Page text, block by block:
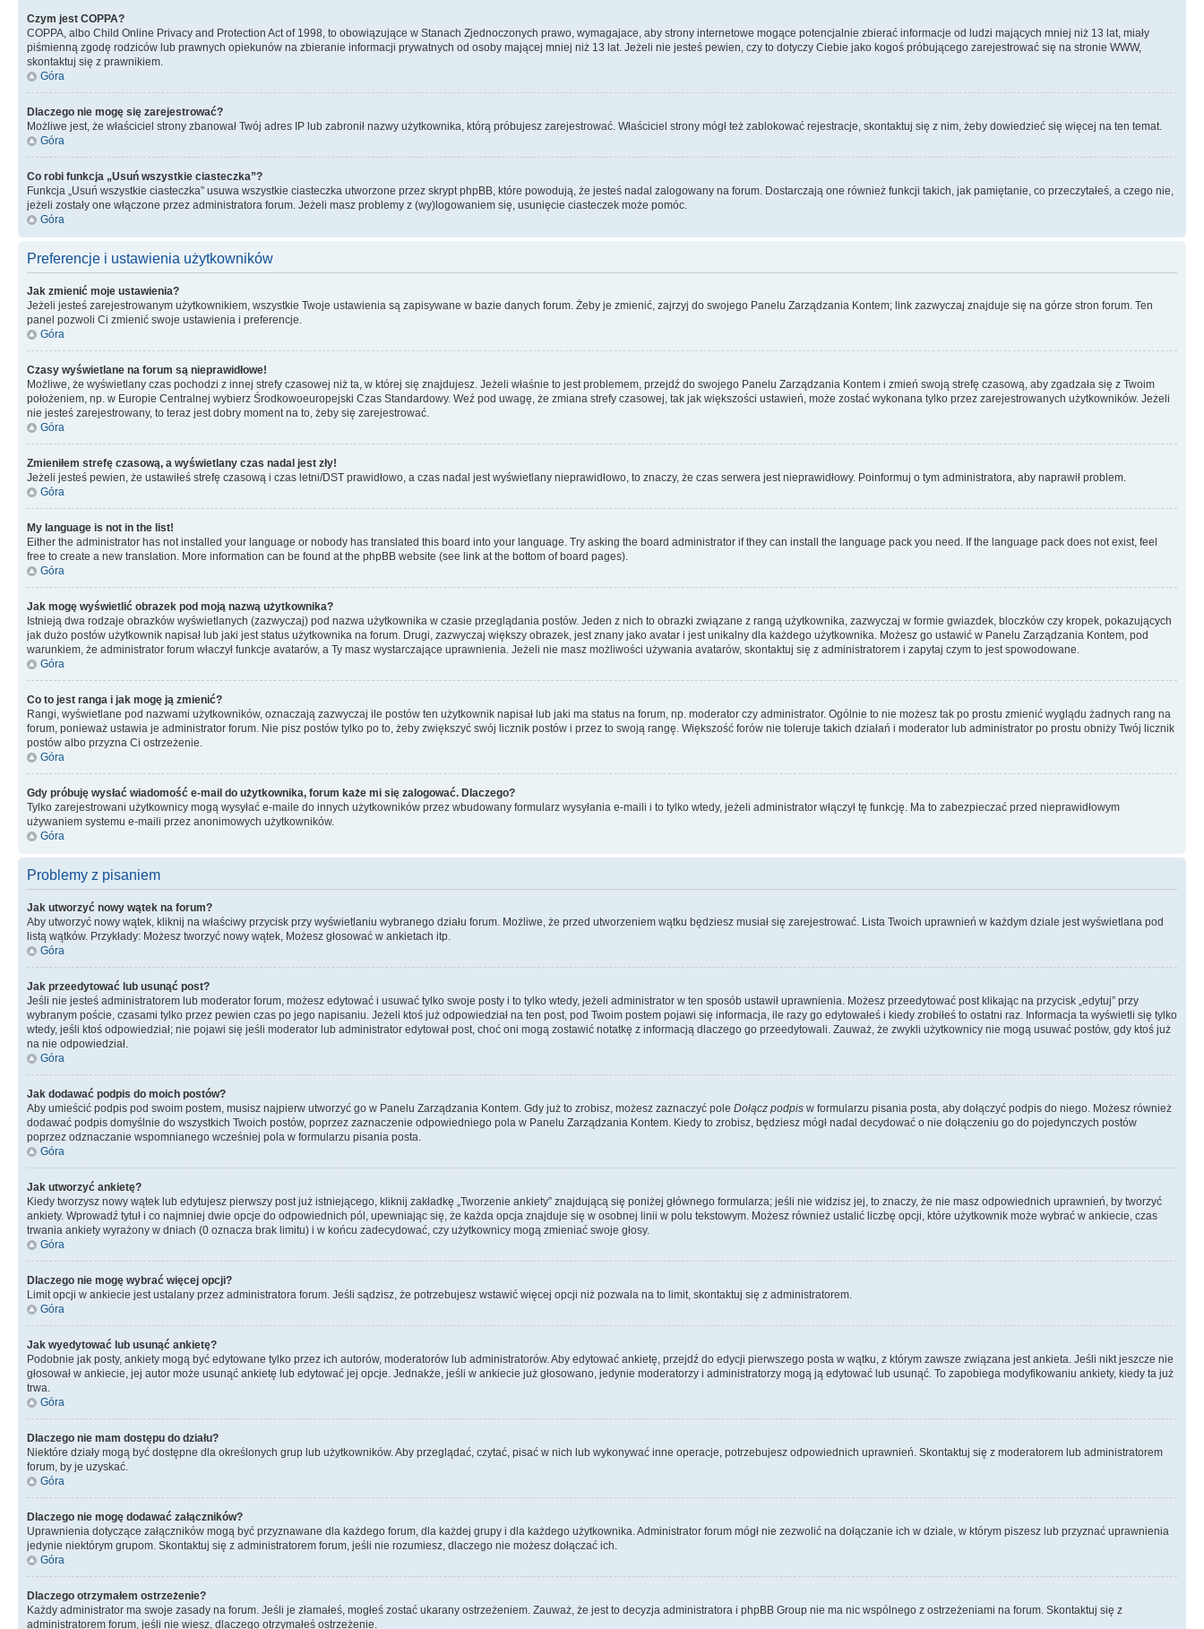
Czym jest COPPA?
COPPA, albo Child Online Privacy and Protection Act of 1998, to obowiązujące w Stanach Zjednoczonych prawo, wymagajace, aby strony internetowe mogące potencjalnie zbierać informacje od ludzi mających mniej niż 13 lat, miały
piśmienną zgodę rodziców lub prawnych opiekunów na zbieranie informacji prywatnych od osoby mającej mniej niż 13 lat. Jeżeli nie jesteś pewien, czy to dotyczy Ciebie jako kogoś próbującego zarejestrować się na stronie WWW,
skontaktuj się z prawnikiem.
Góra
Dlaczego nie mogę się zarejestrować?
Możliwe jest, że właściciel strony zbanował Twój adres IP lub zabronił nazwy użytkownika, którą próbujesz zarejestrować. Właściciel strony mógł też zablokować rejestracje, skontaktuj się z nim, żeby dowiedzieć się więcej na ten temat.
Góra
Co robi funkcja „Usuń wszystkie ciasteczka”?
Funkcja „Usuń wszystkie ciasteczka” usuwa wszystkie ciasteczka utworzone przez skrypt phpBB, które powodują, że jesteś nadal zalogowany na forum. Dostarczają one również funkcji takich, jak pamiętanie, co przeczytałeś, a czego nie,
jeżeli zostały one włączone przez administratora forum. Jeżeli masz problemy z (wy)logowaniem się, usunięcie ciasteczek może pomóc.
Góra
Preferencje i ustawienia użytkowników
Jak zmienić moje ustawienia?
Jeżeli jesteś zarejestrowanym użytkownikiem, wszystkie Twoje ustawienia są zapisywane w bazie danych forum. Żeby je zmienić, zajrzyj do swojego Panelu Zarządzania Kontem; link zazwyczaj znajduje się na górze stron forum. Ten
panel pozwoli Ci zmienić swoje ustawienia i preferencje.
Góra
Czasy wyświetlane na forum są nieprawidłowe!
Możliwe, że wyświetlany czas pochodzi z innej strefy czasowej niż ta, w której się znajdujesz. Jeżeli właśnie to jest problemem, przejdź do swojego Panelu Zarządzania Kontem i zmień swoją strefę czasową, aby zgadzała się z Twoim
położeniem, np. w Europie Centralnej wybierz Środkowoeuropejski Czas Standardowy. Weź pod uwagę, że zmiana strefy czasowej, tak jak większości ustawień, może zostać wykonana tylko przez zarejestrowanych użytkowników. Jeżeli
nie jesteś zarejestrowany, to teraz jest dobry moment na to, żeby się zarejestrować.
Góra
Zmieniłem strefę czasową, a wyświetlany czas nadal jest zły!
Jeżeli jesteś pewien, że ustawiłeś strefę czasową i czas letni/DST prawidłowo, a czas nadal jest wyświetlany nieprawidłowo, to znaczy, że czas serwera jest nieprawidłowy. Poinformuj o tym administratora, aby naprawił problem.
Góra
My language is not in the list!
Either the administrator has not installed your language or nobody has translated this board into your language. Try asking the board administrator if they can install the language pack you need. If the language pack does not exist, feel
free to create a new translation. More information can be found at the phpBB website (see link at the bottom of board pages).
Góra
Jak mogę wyświetlić obrazek pod moją nazwą użytkownika?
Istnieją dwa rodzaje obrazków wyświetlanych (zazwyczaj) pod nazwa użytkownika w czasie przeglądania postów. Jeden z nich to obrazki związane z rangą użytkownika, zazwyczaj w formie gwiazdek, bloczków czy kropek, pokazujących
jak dużo postów użytkownik napisał lub jaki jest status użytkownika na forum. Drugi, zazwyczaj większy obrazek, jest znany jako avatar i jest unikalny dla każdego użytkownika. Możesz go ustawić w Panelu Zarządzania Kontem, pod
warunkiem, że administrator forum właczył funkcje avatarów, a Ty masz wystarczające uprawnienia. Jeżeli nie masz możliwości używania avatarów, skontaktuj się z administratorem i zapytaj czym to jest spowodowane.
Góra
Co to jest ranga i jak mogę ją zmienić?
Rangi, wyświetlane pod nazwami użytkowników, oznaczają zazwyczaj ile postów ten użytkownik napisał lub jaki ma status na forum, np. moderator czy administrator. Ogólnie to nie możesz tak po prostu zmienić wyglądu żadnych rang na
forum, ponieważ ustawia je administrator forum. Nie pisz postów tylko po to, żeby zwiększyć swój licznik postów i przez to swoją rangę. Większość forów nie toleruje takich działań i moderator lub administrator po prostu obniży Twój licznik
postów albo przyzna Ci ostrzeżenie.
Góra
Gdy próbuję wysłać wiadomość e-mail do użytkownika, forum każe mi się zalogować. Dlaczego?
Tylko zarejestrowani użytkownicy mogą wysyłać e-maile do innych użytkowników przez wbudowany formularz wysyłania e-maili i to tylko wtedy, jeżeli administrator włączył tę funkcję. Ma to zabezpieczać przed nieprawidłowym
używaniem systemu e-maili przez anonimowych użytkowników.
Góra
Problemy z pisaniem
Jak utworzyć nowy wątek na forum?
Aby utworzyć nowy wątek, kliknij na właściwy przycisk przy wyświetlaniu wybranego działu forum. Możliwe, że przed utworzeniem wątku będziesz musiał się zarejestrować. Lista Twoich uprawnień w każdym dziale jest wyświetlana pod
listą wątków. Przykłady: Możesz tworzyć nowy wątek, Możesz głosować w ankietach itp.
Góra
Jak przeedytować lub usunąć post?
Jeśli nie jesteś administratorem lub moderator forum, możesz edytować i usuwać tylko swoje posty i to tylko wtedy, jeżeli administrator w ten sposób ustawił uprawnienia. Możesz przeedytować post klikając na przycisk „edytuj” przy
wybranym poście, czasami tylko przez pewien czas po jego napisaniu. Jeżeli ktoś już odpowiedział na ten post, pod Twoim postem pojawi się informacja, ile razy go edytowałeś i kiedy zrobiłeś to ostatni raz. Informacja ta wyświetli się tylko
wtedy, jeśli ktoś odpowiedział; nie pojawi się jeśli moderator lub administrator edytował post, choć oni mogą zostawić notatkę z informacją dlaczego go przeedytowali. Zauważ, że zwykli użytkownicy nie mogą usuwać postów, gdy ktoś już
na nie odpowiedział.
Góra
Jak dodawać podpis do moich postów?
Aby umieścić podpis pod swoim postem, musisz najpierw utworzyć go w Panelu Zarządzania Kontem. Gdy już to zrobisz, możesz zaznaczyć pole Dołącz podpis w formularzu pisania posta, aby dołączyć podpis do niego. Możesz również
dodawać podpis domyślnie do wszystkich Twoich postów, poprzez zaznaczenie odpowiedniego pola w Panelu Zarządzania Kontem. Kiedy to zrobisz, będziesz mógł nadal decydować o nie dołączeniu go do pojedynczych postów
poprzez odznaczanie wspomnianego wcześniej pola w formularzu pisania posta.
Góra
Jak utworzyć ankietę?
Kiedy tworzysz nowy wątek lub edytujesz pierwszy post już istniejącego, kliknij zakładkę „Tworzenie ankiety” znajdującą się poniżej głównego formularza; jeśli nie widzisz jej, to znaczy, że nie masz odpowiednich uprawnień, by tworzyć
ankiety. Wprowadź tytuł i co najmniej dwie opcje do odpowiednich pól, upewniając się, że każda opcja znajduje się w osobnej linii w polu tekstowym. Możesz również ustalić liczbę opcji, które użytkownik może wybrać w ankiecie, czas
trwania ankiety wyrażony w dniach (0 oznacza brak limitu) i w końcu zadecydować, czy użytkownicy mogą zmieniać swoje głosy.
Góra
Dlaczego nie mogę wybrać więcej opcji?
Limit opcji w ankiecie jest ustalany przez administratora forum. Jeśli sądzisz, że potrzebujesz wstawić więcej opcji niż pozwala na to limit, skontaktuj się z administratorem.
Góra
Jak wyedytować lub usunąć ankietę?
Podobnie jak posty, ankiety mogą być edytowane tylko przez ich autorów, moderatorów lub administratorów. Aby edytować ankietę, przejdź do edycji pierwszego posta w wątku, z którym zawsze związana jest ankieta. Jeśli nikt jeszcze nie
głosował w ankiecie, jej autor może usunąć ankietę lub edytować jej opcje. Jednakże, jeśli w ankiecie już głosowano, jedynie moderatorzy i administratorzy mogą ją edytować lub usunąć. To zapobiega modyfikowaniu ankiety, kiedy ta już
trwa.
Góra
Dlaczego nie mam dostępu do działu?
Niektóre działy mogą być dostępne dla określonych grup lub użytkowników. Aby przeglądać, czytać, pisać w nich lub wykonywać inne operacje, potrzebujesz odpowiednich uprawnień. Skontaktuj się z moderatorem lub administratorem
forum, by je uzyskać.
Góra
Dlaczego nie mogę dodawać załączników?
Uprawnienia dotyczące załączników mogą być przyznawane dla każdego forum, dla każdej grupy i dla każdego użytkownika. Administrator forum mógł nie zezwolić na dołączanie ich w dziale, w którym piszesz lub przyznać uprawnienia
jedynie niektórym grupom. Skontaktuj się z administratorem forum, jeśli nie rozumiesz, dlaczego nie możesz dołączać ich.
Góra
Dlaczego otrzymałem ostrzeżenie?
Każdy administrator ma swoje zasady na forum. Jeśli je złamałeś, mogłeś zostać ukarany ostrzeżeniem. Zauważ, że jest to decyzja administratora i phpBB Group nie ma nic wspólnego z ostrzeżeniami na forum. Skontaktuj się z
administratorem forum, jeśli nie wiesz, dlaczego otrzymałeś ostrzeżenie.